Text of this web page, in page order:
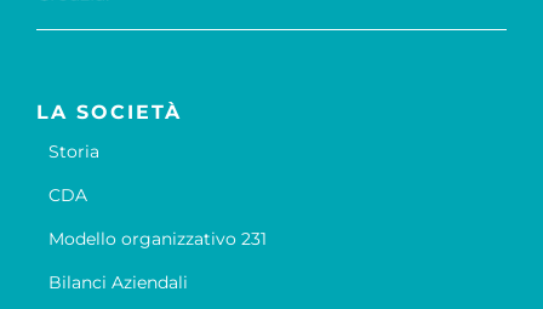
LA SOCIETÀ
Storia
CDA
Modello organizzativo 231
Bilanci Aziendali